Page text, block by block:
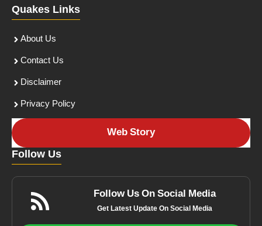
Quakes Links
About Us
Contact Us
Disclaimer
Privacy Policy
Web Story
Follow Us
Follow Us On Social Media
Get Latest Update On Social Media